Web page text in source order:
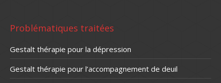
Problématiques traitées
Gestalt thérapie pour la dépression
Gestalt thérapie pour l’accompagnement de deuil